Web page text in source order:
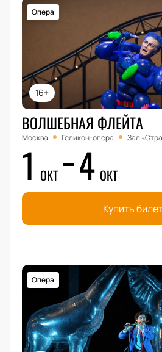
16+
Опера
ВОЛШЕБНАЯ ФЛЕЙТА
Москва Геликон-опера Зал
1 ОКТ 4 ОКТ
Купить
Опера